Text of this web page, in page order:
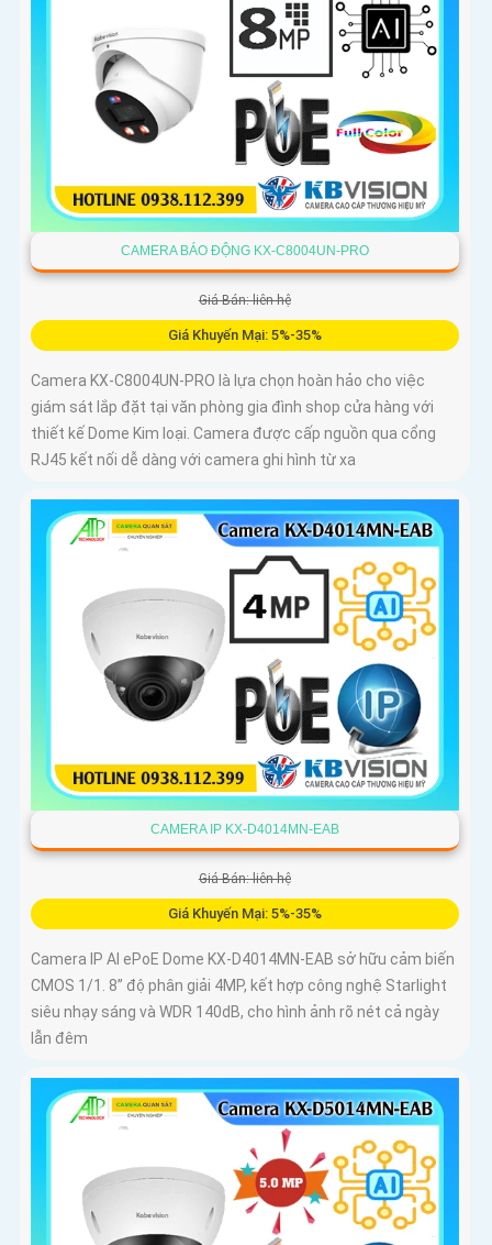
CAMERA BÁO ĐỘNG KX-C8004UN-PRO
Giá Bán: liên hệ
Giá Khuyến Mại: 5%-35%
Camera KX-C8004UN-PRO là lựa chọn hoàn hảo cho việc
giám sát lắp đặt tại văn phòng gia đình shop cửa hàng với
thiết kế Dome Kim loại. Camera được cấp nguồn qua cổng
RJ45 kết nối dễ dàng với camera ghi hình từ xa
CAMERA IP KX-D4014MN-EAB
Giá Bán: liên hệ
Giá Khuyến Mại: 5%-35%
Camera IP AI ePoE Dome KX-D4014MN-EAB sở hữu cảm biến
CMOS 1/1. 8” độ phân giải 4MP, kết hợp công nghệ Starlight
siêu nhạy sáng và WDR 140dB, cho hình ảnh rõ nét cả ngày
lẫn đêm